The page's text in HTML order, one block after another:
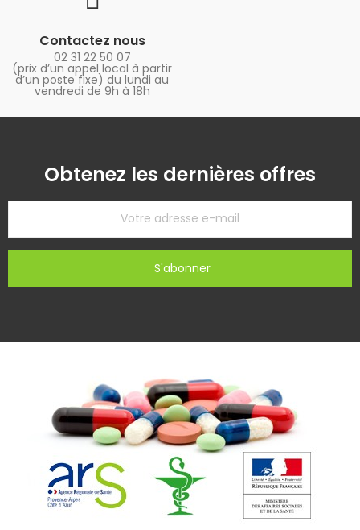
Contactez nous
02 31 22 50 07
(prix d’un appel local à partir
d’un poste fixe) du lundi au
vendredi de 9h à 18h
Obtenez les dernières offres
S'abonner